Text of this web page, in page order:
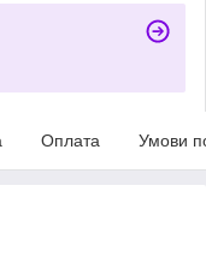
Оплата Умови